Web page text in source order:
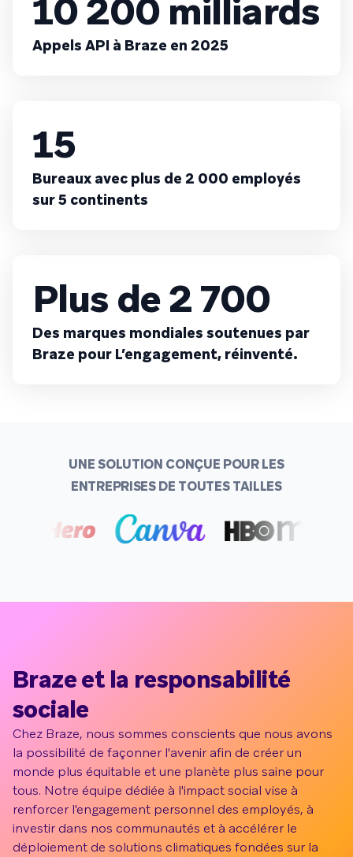
10 200 milliards
Appels API à Braze en 2025
15
Bureaux avec plus de 2 000 employés
sur 5 continents
Plus de 2 700
Des marques mondiales soutenues par
Braze pour L’engagement, réinventé.
UNE SOLUTION CONÇUE POUR LES
ENTREPRISES DE TOUTES TAILLES
Braze et la responsabilité
sociale
Chez Braze, nous sommes conscients que nous avons
la possibilité de façonner l'avenir afin de créer un
monde plus équitable et une planète plus saine pour
tous. Notre équipe dédiée à l'impact social vise à
renforcer l'engagement personnel des employés, à
investir dans nos communautés et à accélérer le
déploiement de solutions climatiques fondées sur la